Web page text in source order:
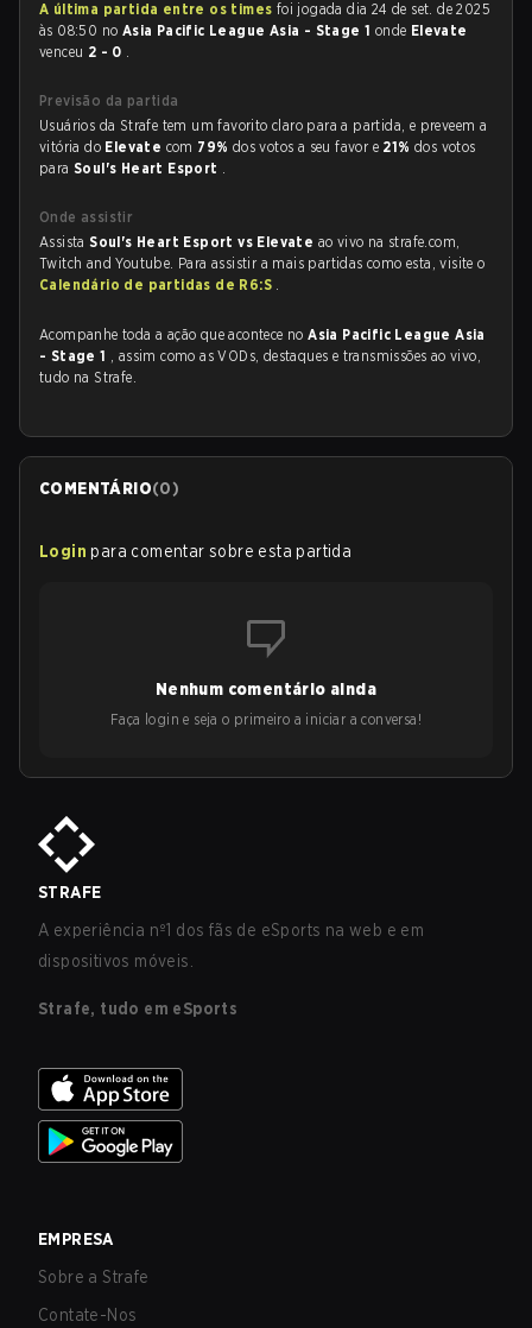
A última partida entre os times foi jogada dia 24 de set. de 2025
às 08:50 no Asia Pacific League Asia - Stage 1 onde Elevate
venceu 2 - 0 .
Previsão da partida
Usuários da Strafe tem um favorito claro para a partida, e preveem a
vitória do Elevate com 79% dos votos a seu favor e 21%dos votos
para Soul's Heart Esport .
Onde assistir
AssistaSoul's Heart Esport vs Elevate ao vivo na strafe.com,
Twitch and Youtube. Para assistir a mais partidas como esta, visite o
Calendário de partidas de R6:S .
Acompanhe toda a ação que acontece noAsia Pacific League Asia
- Stage 1 , assim como as VODs, destaques e transmissões ao vivo,
tudo na Strafe.
COMENTÁRIO(0)
Login para comentar sobre esta partida
Nenhum comentário ainda
Faça login e seja o primeiro a iniciar a conversa!
STRAFE
A experiência nº1 dos fãs de eSports na web e em
dispositivos móveis.
Strafe, tudo em eSports
EMPRESA
Sobre a Strafe
Contate-Nos